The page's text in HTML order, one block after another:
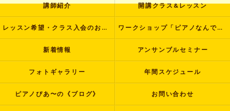
講師紹介 開講クラス&レッスン
レッスン希望・クラス入会のお申し込み ワークショップ「ピアノなんでも塾」
新着情報 アンサンブルセミナー
フォトギャラリー 年間スケジュール
ピアノぴあ〜の《ブログ》 お問い合わせ